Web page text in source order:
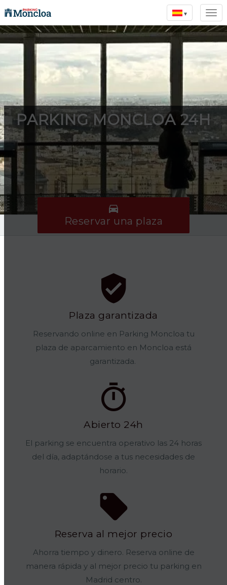
▾
PARKING MONCLOA 24H

Reservar una plaza
Plaza garantizada
Reservando online en Parking Moncloa tu
plaza de aparcamiento en Moncloa está
garantizada.
Abierto 24h
El parking se encuentra operativo las 24 horas
del día, adaptándose a tus necesidades de
horario.
Reserva al mejor precio
Ahorra tiempo y dinero. Reserva online de
manera rápida y al mejor precio tu parking en
Madrid centro.